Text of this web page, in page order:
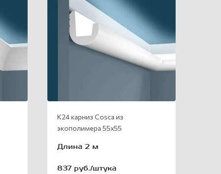
К24 карниз Cosca из
экополимера 55х55
Длина 2 м
837 руб./штука